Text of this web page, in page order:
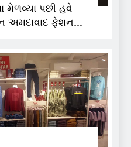
મેળવ્યા પછી હવે
અમદાવાદ ફેશન